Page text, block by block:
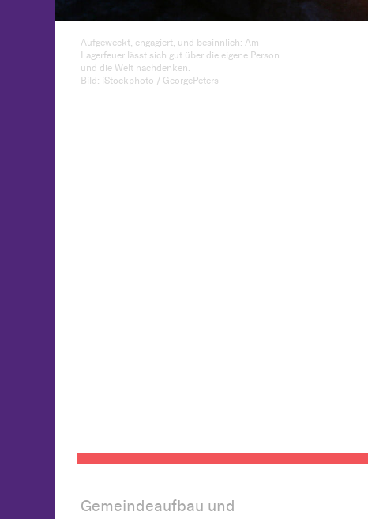
Aufgeweckt, engagiert, und besinnlich: Am
Lagerfeuer lässt sich gut über die eigene Person
und die Welt nachdenken.
Bild: iStockphoto / GeorgePeters
Gemeindeaufbau und